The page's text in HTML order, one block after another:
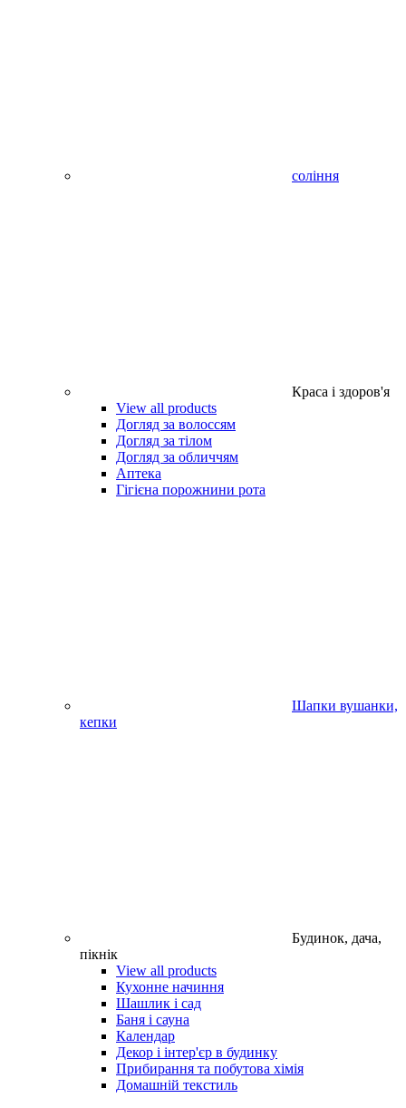
соління
Краса і здоров'я
View all products
Догляд за волоссям
Догляд за тілом
Догляд за обличчям
Аптека
Гігієна порожнини рота
Шапки вушанки,
кепки
Будинок, дача,
пікнік
View all products
Кухонне начиння
Шашлик і сад
Баня і сауна
Календар
Декор і інтер'єр в будинку
Прибирання та побутова хімія
Домашній текстиль